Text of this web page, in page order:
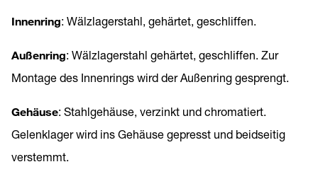
Innenring: Wälzlagerstahl, gehärtet, geschliffen.
Außenring: Wälzlagerstahl gehärtet, geschliffen. Zur
Montage des Innenrings wird der Außenring gesprengt.
Gehäuse: Stahlgehäuse, verzinkt und chromatiert.
Gelenklager wird ins Gehäuse gepresst und beidseitig
verstemmt.